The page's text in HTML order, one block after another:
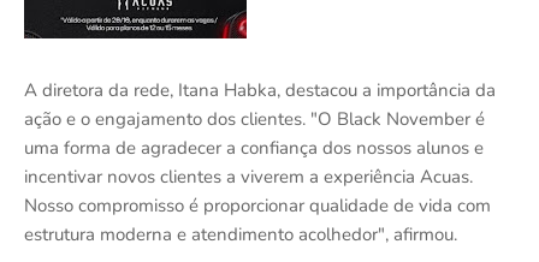
A diretora da rede, Itana Habka, destacou a importância da
ação e o engajamento dos clientes. "O Black November é
uma forma de agradecer a confiança dos nossos alunos e
incentivar novos clientes a viverem a experiência Acuas.
Nosso compromisso é proporcionar qualidade de vida com
estrutura moderna e atendimento acolhedor", afirmou.